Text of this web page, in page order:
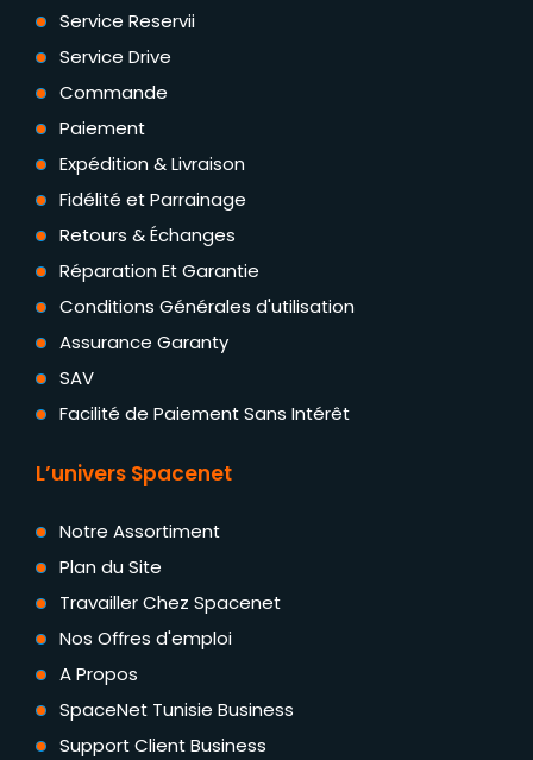
Service Reservii
Service Drive
Commande
Paiement
Expédition & Livraison
Fidélité et Parrainage
Retours & Échanges
Réparation Et Garantie
Conditions Générales d'utilisation
Assurance Garanty
SAV
Facilité de Paiement Sans Intérêt
L’univers Spacenet
Notre Assortiment
Plan du Site
Travailler Chez Spacenet
Nos Offres d'emploi
A Propos
SpaceNet Tunisie Business
Support Client Business